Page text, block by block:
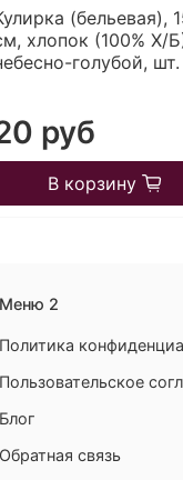
(бельевая),
хлопок (100% Х/
голубой, шт.
руб
В корзину
Меню 2
Политика
Пользовательское
Блог
Обратная связь